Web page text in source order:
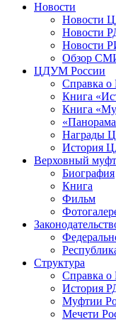
Новости
Новости
Новости
Новости
Обзор
ЦДУМ России
Справка
Книга
Книга
Награды
История
Верховный
Биография
Книга
Фильм
Структура
Справка
История
Муфтии
Мечети